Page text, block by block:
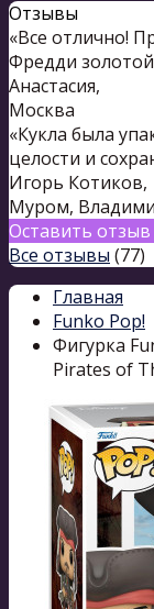
Отзывы
«Все отлично!
Фредди
Анастасия,
Москва
«Кукла была
целости и
Игорь Котиков,
Муром,
Оставить отзыв
Все отзывы (77)
Главная
Funko Pop!
Фигурка
Pirates of